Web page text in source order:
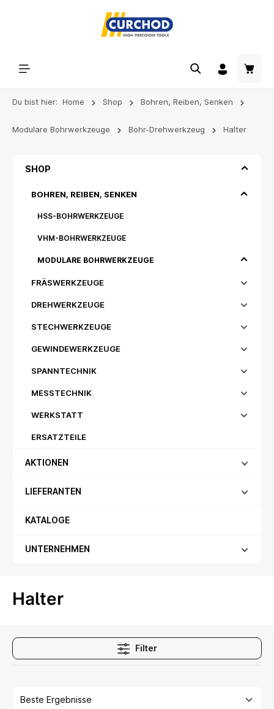
Du bist hier: Home Shop Bohren, Reiben, Senken
Modulare Bohrwerkzeuge Bohr-Drehwerkzeug Halter
SHOP
BOHREN, REIBEN, SENKEN
HSS-BOHRWERKZEUGE
VHM-BOHRWERKZEUGE
MODULARE BOHRWERKZEUGE
FRÄSWERKZEUGE
DREHWERKZEUGE
STECHWERKZEUGE
GEWINDEWERKZEUGE
SPANNTECHNIK
MESSTECHNIK
WERKSTATT
ERSATZTEILE
AKTIONEN
LIEFERANTEN
KATALOGE
UNTERNEHMEN
Halter
Filter